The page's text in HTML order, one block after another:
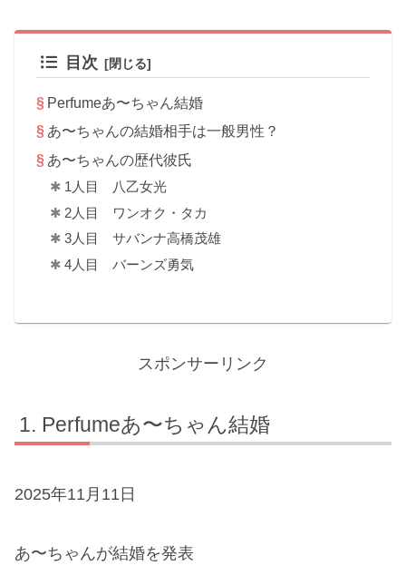
目次
Perfumeあ〜ちゃん結婚
あ〜ちゃんの結婚相手は一般男性？
あ〜ちゃんの歴代彼氏
1人目 八乙女光
2人目 ワンオク・タカ
3人目 サバンナ高橋茂雄
4人目 バーンズ勇気
スポンサーリンク
Perfumeあ〜ちゃん結婚
2025年11月11日
あ〜ちゃんが結婚を発表